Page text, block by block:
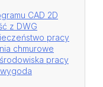
CAD 2D
z DWG
pracy
chmurowe
pracy